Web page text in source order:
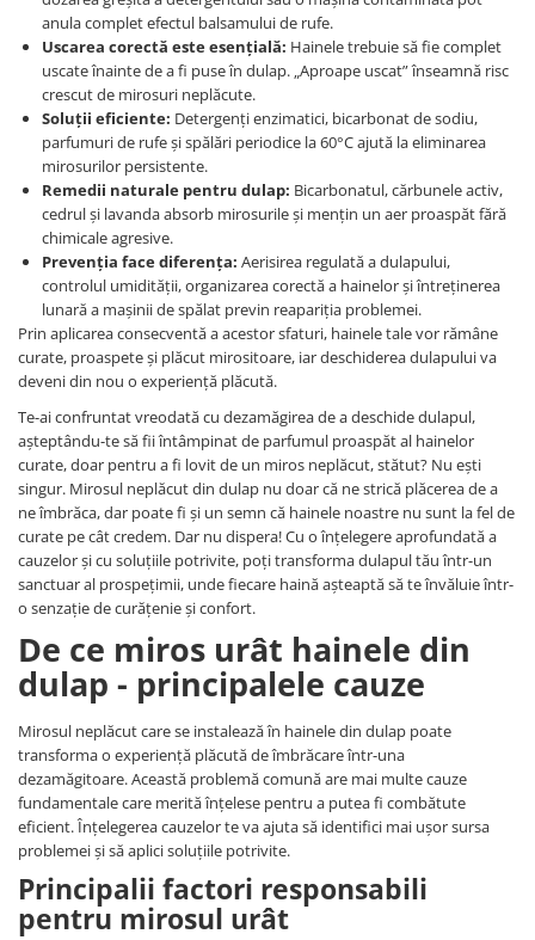
11 Piese, Cuvertura Inclusa
Lenjerii Damasc Egiptean King Size
Lenjerii De Pat, Finet Premium, 1
Persoana
Lenjerii De Pat Damasc 1 Persoana
Lenjerii De Pat, Imprimeu 3D, 1
Persoana
anula complet efectul balsamului de rufe.
Uscarea corectă este esențială: Hainele trebuie să fie complet
uscate înainte de a fi puse în dulap. „Aproape uscat” înseamnă risc
crescut de mirosuri neplăcute.
Soluții eficiente: Detergenți enzimatici, bicarbonat de sodiu,
parfumuri de rufe și spălări periodice la 60°C ajută la eliminarea
mirosurilor persistente.
Remedii naturale pentru dulap: Bicarbonatul, cărbunele activ,
cedrul și lavanda absorb mirosurile și mențin un aer proaspăt fără
chimicale agresive.
Prevenția face diferența: Aerisirea regulată a dulapului,
controlul umidității, organizarea corectă a hainelor și întreținerea
lunară a mașinii de spălat previn reapariția problemei.
Prin aplicarea consecventă a acestor sfaturi, hainele tale vor rămâne
curate, proaspete și plăcut mirositoare, iar deschiderea dulapului va
deveni din nou o experiență plăcută.
Te-ai confruntat vreodată cu dezamăgirea de a deschide dulapul,
așteptându-te să fii întâmpinat de parfumul proaspăt al hainelor
curate, doar pentru a fi lovit de un miros neplăcut, stătut? Nu ești
singur. Mirosul neplăcut din dulap nu doar că ne strică plăcerea de a
ne îmbrăca, dar poate fi și un semn că hainele noastre nu sunt la fel de
curate pe cât credem. Dar nu dispera! Cu o înțelegere aprofundată a
cauzelor și cu soluțiile potrivite, poți transforma dulapul tău într-un
sanctuar al prospețimii, unde fiecare haină așteaptă să te învăluie într-
o senzație de curățenie și confort.
De ce miros urât hainele din
dulap - principalele cauze
Mirosul neplăcut care se instalează în hainele din dulap poate
transforma o experiență plăcută de îmbrăcare într-una
dezamăgitoare. Această problemă comună are mai multe cauze
fundamentale care merită înțelese pentru a putea fi combătute
eficient. Înțelegerea cauzelor te va ajuta să identifici mai ușor sursa
problemei și să aplici soluțiile potrivite.
Principalii factori responsabili
pentru mirosul urât